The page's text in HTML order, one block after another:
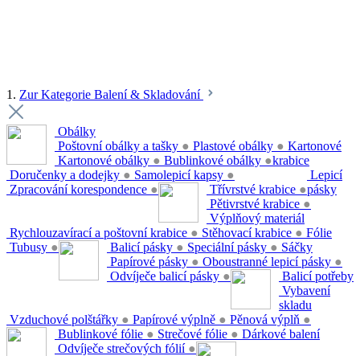
1. Zur Kategorie Balení & Skladování
Obálky
Poštovní obálky a tašky ● Plastové obálky ●
Kartonové obálky ● Bublinkové obálky ●
Doručenky a dodejky ● Samolepicí kapsy ●
Zpracování korespondence ●
Kartonové
krabice
Třívrstvé krabice ●
Pětivrstvé krabice ●
Rychlouzavírací a poštovní krabice ● Stěhovací krabice ●
Tubusy ●
Lepicí
pásky
Balicí pásky ● Speciální pásky ●
Papírové pásky ● Oboustranné lepicí pásky ●
Odvíječe balicí pásky ●
Výplňový materiál
Vzduchové polštářky ● Papírové výplně ● Pěnová výplň ●
Fólie
Bublinkové fólie ● Strečové fólie ●
Odvíječe strečových fólií ●
Sáčky
Balicí potřeby
Vybavení
skladu
Dárkové balení